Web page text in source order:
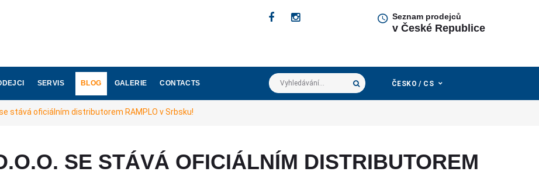
Seznam prodejců
v České Republice
SERVIS BLOG GALERIE CONTACTS Vyhledávání... ČESKO / CS
se stává oficiálním distributorem RAMPLO v Srbsku!
SE STÁVÁ OFICIÁLNÍM DISTRIBUTOREM